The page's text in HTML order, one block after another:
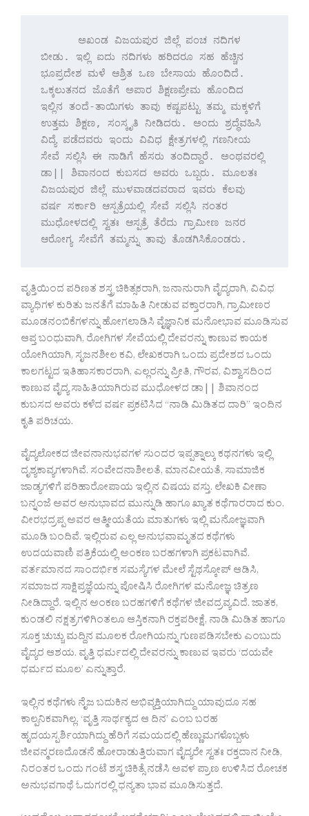
ಬೀಡು. ಇಲ್ಲಿ ಐದು ನದಿಗಳು ಹರಿದರೂ ಸಹ ಹೆಚ್ಚಿನ
ಭೂಪ್ರದೇಶ ಮಳೆ ಆಶ್ರಿತ ಒಣ ಬೇಸಾಯ ಹೊಂದಿದೆ.
ಒಕ್ಕಲುತನದ ಜೊತೆಗೆ ಅಪಾರ ಶಿಕ್ಷಣಪ್ರೇಮ ಹೊಂದಿದ
ಇಲ್ಲಿನ ತಂದೆ-ತಾಯಿಗಳು ತಾವು ಕಷ್ಟಪಟ್ಟು ತಮ್ಮ ಮಕ್ಕಳಿಗೆ
ಉತ್ತಮ ಶಿಕ್ಷಣ, ಸಂಸ್ಕೃತಿ ನೀಡಿದರು. ಅಂದು ಶ್ರದ್ಧೆವಹಿಸಿ
ವಿದ್ಯೆ ಪಡೆದವರು ಇಂದು ವಿವಿಧ ಕ್ಷೇತ್ರಗಳಲ್ಲಿ ಗಣನೀಯ
ಸೇವೆ ಸಲ್ಲಿಸಿ ಈ ನಾಡಿಗೆ ಹೆಸರು ತಂದಿದ್ದಾರೆ. ಅಂಥವರಲ್ಲಿ
ಡಾ|| ಶಿವಾನಂದ ಕುಬಸದ ಅವರು ಒಬ್ಬರು. ಮೂಲತಃ
ವಿಜಯಪುರ ಜಿಲ್ಲೆ ಮುಳವಾಡದವರಾದ ಇವರು ಕೆಲವು
ವರ್ಷ ಸರ್ಕಾರಿ ಆಸ್ಪತ್ರೆಯಲ್ಲಿ ಸೇವೆ ಸಲ್ಲಿಸಿ ನಂತರ
ಮುಧೋಳದಲ್ಲಿ ಸ್ವತಃ ಆಸ್ಪತ್ರೆ ತೆರೆದು ಗ್ರಾಮೀಣ ಜನರ
ಆರೋಗ್ಯ ಸೇವೆಗೆ ತಮ್ಮನ್ನು ತಾವು ತೊಡಗಿಸಿಕೊಂಡರು.
ವೃತ್ತಿಯಿಂದ ಪರಿಣತ ಶಸ್ತ್ರ ಚಿಕಿತ್ಸಕರಾಗಿ, ಜನಾನುರಾಗಿ ವೈದ್ಯರಾಗಿ, ವಿವಿಧ
ವ್ಯಾಧಿಗಳ ಕುರಿತು ಜನತೆಗೆ ಮಾಹಿತಿ ನೀಡುವ ವಕ್ತಾರರಾಗಿ, ಗ್ರಾಮೀಣರ
ಮೂಡನಂಬಿಕೆಗಳನ್ನು ಹೋಗಲಾಡಿಸಿ ವೈಜ್ಞಾನಿಕ ಮನೋಭಾವ ಮೂಡಿಸುವ
ಆಪ್ತ ಬಂಧುವಾಗಿ, ರೋಗಿಗಳ ಸೇವೆಯಲ್ಲಿ ದೇವರನ್ನು ಕಾಣುವ ಕಾಯಕ
ಯೋಗಿಯಾಗಿ, ಸೃಜನಶೀಲ ಕವಿ, ಲೇಖಕರಾಗಿ ಒಂದು ಪ್ರದೇಶದ ಒಂದು
ಕಾಲಗಟ್ಟದ ಇತಿಹಾಸಕಾರರಾಗಿ, ಎಲ್ಲರನ್ನು ಪ್ರೀತಿ, ಗೌರವ, ವಿಶ್ವಾಸದಿಂದ
ಕಾಣುವ ವೈದ್ಯ ಸಾಹಿತಿಯಾಗಿರುವ ಮುಧೋಳದ ಡಾ|| ಶಿವಾನಂದ
ಕುಬಸದ ಅವರು ಕಳೆದ ವರ್ಷ ಪ್ರಕಟಿಸಿದ “ನಾಡಿ ಮಿಡಿತದ ದಾರಿ” ಇಂದಿನ
ಕೃತಿ ಪರಿಚಯ.
ವೈದ್ಯಲೋಕದ ಜೀವನಾನುಭವಗಳ ಸುಂದರ ಇಪ್ಪತ್ನಾಲ್ಕು ಕಥನಗಳು ಇಲ್ಲಿ
ದೃಶ್ಯಕಾವ್ಯಗಳಾಗಿವೆ. ಸಂವೇದನಾಶೀಲತೆ, ಮಾನವೀಯತೆ, ಸಾಮಾಜಿಕ
ಜಾಡ್ಯಗಳಿಗೆ ಪರಿಹಾರೋಪಾಯ ಇಲ್ಲಿನ ವಿಷಯ ವಸ್ತು. ಲೇಖಕಿ ವೀಣಾ
ಬನ್ನಂಜೆ ಅವರ ಅನುಭಾವದ ಮುನ್ನುಡಿ ಹಾಗೂ ಖ್ಯಾತ ಕಥೆಗಾರರಾದ ಕುಂ.
ವೀರಭದ್ರಪ್ಪ ಅವರ ಆತ್ಮೀಯತೆಯ ಮಾತುಗಳು ಇಲ್ಲಿ ಮನೋಜ್ಞವಾಗಿ
ಮೂಡಿ ಬಂದಿವೆ. ಇಲ್ಲಿರುವ ಎಲ್ಲ ಅನುಭವಾಮೃತದ ಕಥೆಗಳು
ಉದಯವಾಣಿ ಪತ್ರಿಕೆಯಲ್ಲಿ ಅಂಕಣ ಬರಹಗಳಾಗಿ ಪ್ರಕಟವಾಗಿವೆ.
ವರ್ತಮಾನದ ಸಾಂದರ್ಭಿಕ ಸಮಸ್ಯೆಗಳ ಮೇಲೆ ಸ್ಟೆಥಸ್ಕೋಪ್ ಆಡಿಸಿ,
ಸಮಾಜದ ಸಾಕ್ಷಿಪ್ರಜ್ಞೆಯನ್ನು ಪೋಷಿಸಿ ರೋಗಿಗಳ ಮನೋಜ್ಞ ಚಿತ್ರಣ
ನೀಡಿದ್ದಾರೆ. ಇಲ್ಲಿನ ಅಂಕಣ ಬರಹಗಳಿಗೆ ಕಥೆಗಳ ಜೀವದ್ರವ್ಯವಿದೆ. ಜಾತಕ,
ಕುಂಡಲಿ ನಕ್ಷತ್ರಗಳಿಗಿಂತಲೂ ಆಸ್ತಿಕನಾಗಿ ರಕ್ತಪರೀಕ್ಷೆ, ನಾಡಿ ಮಿಡಿತ ಹಾಗೂ
ಸೂಕ್ತ ಚುಚ್ಚು ಮದ್ದಿನ ಮೂಲಕ ರೋಗಿಯನ್ನು ಗುಣಪಡಿಸಬೇಕು ಎಂಬುದು
ವೈದ್ಯರ ಆಶಯ. ವೃತ್ತಿ ಧರ್ಮದಲ್ಲಿ ದೇವರನ್ನು ಕಾಣುವ ಇವರು ‘ದಯವೇ
ಧರ್ಮದ ಮೂಲ’ ಎನ್ನುತ್ತಾರೆ.
ಇಲ್ಲಿನ ಕಥೆಗಳು ನೈಜ ಬದುಕಿನ ಅಭಿವ್ಯಕ್ತಿಯಾಗಿದ್ದು ಯಾವುದೂ ಸಹ
ಕಾಲ್ಪನಿಕವಾಗಿಲ್ಲ. ‘ವೃತ್ತಿ ಸಾರ್ಥಕ್ಯದ ಆ ದಿನ’ ಎಂಬ ಬರಹ
ಹೃದಯಸ್ಪರ್ಶಿಯಾಗಿದ್ದು ಹೆರಿಗೆ ಸಮಯದಲ್ಲಿ ಹೆಣ್ಣುಮಗಳೊಬ್ಬಳು
ಜೀವನ್ಮರಣದೊಡನೆ ಹೋರಾಡುತ್ತಿರುವಾಗ ವೈದ್ಯರೇ ಸ್ವತಃ ರಕ್ತದಾನ ನೀಡಿ,
ನಿರಂತರ ಒಂದು ಗಂಟೆ ಶಸ್ತ್ರಚಿಕಿತ್ಸೆ ನಡೆಸಿ ಅವಳ ಪ್ರಾಣ ಉಳಿಸಿದ ರೋಚಕ
ಅನುಭವಗಾಥೆ ಓದುಗರಲ್ಲಿ ಧನ್ಯತಾ ಭಾವ ಮೂಡಿಸುತ್ತದೆ.